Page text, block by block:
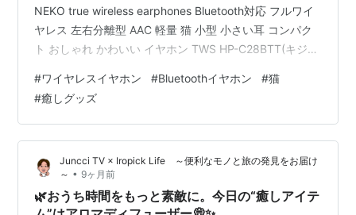
NEKO true wireless earphones Bluetooth対応 フルワイ
ヤレス 左右分離型 AAC 軽量 猫 小型 小さい耳 コンパク
ト おしゃれ かわいい イヤホン TWS HP-C28BTT(キジシ
て……… （ブログ主は無類の猫好きであり猫飼いです）
感想、率直に… か わ い い
！！！！！！！！！！！！！！！！！！！！！！ 私はキ
ジトラ飼いなのでキジトラ柄を選びましたが、茶トラや
三毛猫など種類…
#ワイヤレスイヤホン #Bluetoothイヤホン #猫
#癒しグッズ
Juncci TV × Iropick Life ～便利なモノと旅の発見をお届け
～ • 9ヶ月前
🌿おうち時間をもっと素敵に。今日の“癒しアイテ